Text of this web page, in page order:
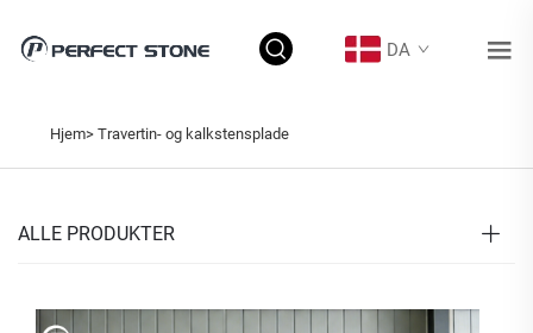
DA
Hjem> Travertin- og kalkstensplade
ALLE PRODUKTER